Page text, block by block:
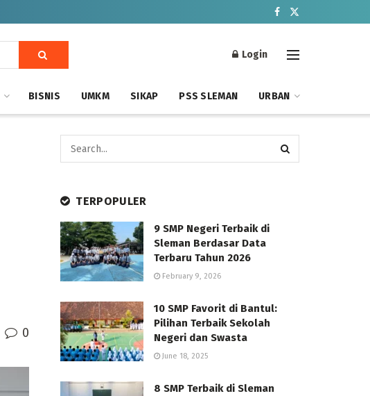
Login
BISNIS UMKM SIKAP PSS SLEMAN URBAN
0
TERPOPULER
9 SMP Negeri Terbaik di
Sleman Berdasar Data
Terbaru Tahun 2026
February 9, 2026
10 SMP Favorit di Bantul:
Pilihan Terbaik Sekolah
Negeri dan Swasta
June 18, 2025
8 SMP Terbaik di Sleman